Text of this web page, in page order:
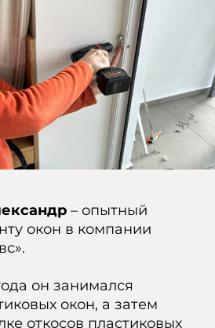
– опытный
окон в компании
он занимался
окон, а затем
откосов пластиковых